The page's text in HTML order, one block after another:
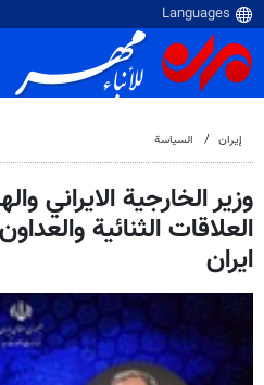
إيران السياسة
وزير الخارجية الايراني
العلاقات الثنائية
ايران